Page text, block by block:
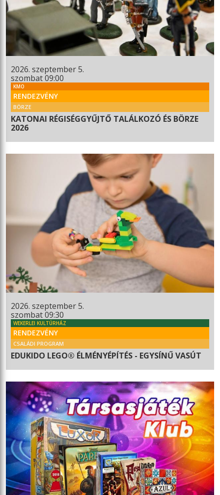
2026. szeptember 5.
szombat 09:00
KMO
RENDEZVÉNY
BÖRZE
KATONAI RÉGISÉGGYŰJTŐ TALÁLKOZÓ ÉS BÖRZE
2026
2026. szeptember 5.
szombat 09:30
WEKERLEI KULTÚRHÁZ
RENDEZVÉNY
CSALÁDI PROGRAM
EDUKIDO LEGO® ÉLMÉNYÉPÍTÉS - EGYSÍNŰ VASÚT